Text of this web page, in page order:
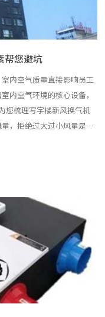
帮您避坑
内空气质量直接影响员工
内空气环境的核心设备，
您梳理写字楼新风换气机
，拒绝过大过小风量是新
风量过大，则会造成能源